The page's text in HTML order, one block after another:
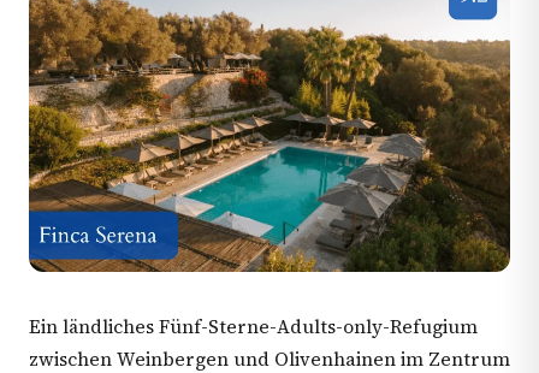
Ein ländliches Fünf-Sterne-Adults-only-Refugium
zwischen Weinbergen und Olivenhainen im Zentrum